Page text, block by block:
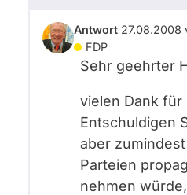
Antwort 27.08.2008
FDP
Sehr geehrter
vielen Dank für
Entschuldigen
aber
Parteien
nehmen